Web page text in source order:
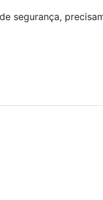
segurança,